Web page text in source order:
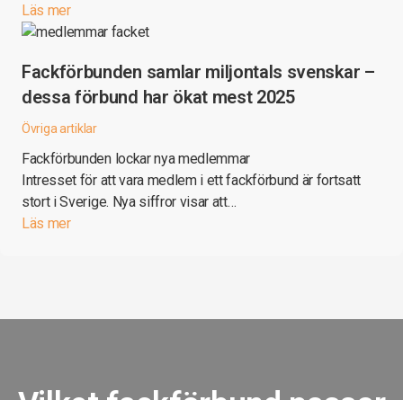
Läs mer
Fackförbunden samlar miljontals svenskar –
dessa förbund har ökat mest 2025
Övriga artiklar
Fackförbunden lockar nya medlemmar
Intresset för att vara medlem i ett fackförbund är fortsatt
stort i Sverige. Nya siffror visar att…
Läs mer